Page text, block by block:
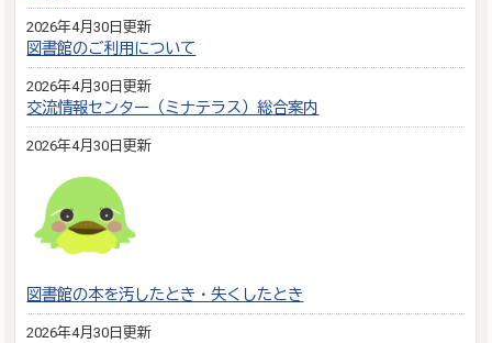
2026年4月30日更新
図書館のご利用について
2026年4月30日更新
交流情報センター（ミナテラス）総合案内
2026年4月30日更新
図書館の本を汚したとき・失くしたとき
2026年4月30日更新